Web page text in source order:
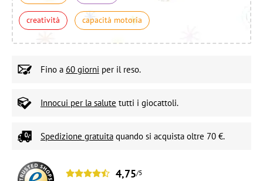
creatività capacità motoria
Fino a 60 giorni per il reso.
Innocui per la salute tutti i giocattoli.
Spedizione gratuita quando si acquista oltre 70 €.
4,75/5